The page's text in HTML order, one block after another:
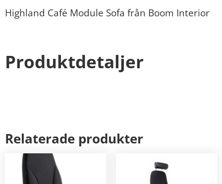
Highland Café Module Sofa från Boom Interior
Produktdetaljer
Relaterade produkter